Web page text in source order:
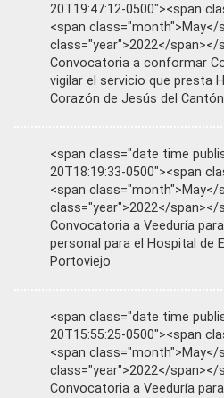
20T19:47:12-0500"><span
<span class="month">May</
class="year">2022</span></
Convocatoria a conformar
vigilar el servicio que presta
Corazón de Jesús del
<span class="date time
20T18:19:33-0500"><span
<span class="month">May</
class="year">2022</span></
Convocatoria a Veeduría
personal para el Hospital de
Portoviejo
<span class="date time
20T15:55:25-0500"><span
<span class="month">May</
class="year">2022</span></
Convocatoria a Veeduría